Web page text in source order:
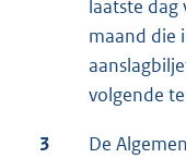
laatste dag
maand die
volgende
3
De